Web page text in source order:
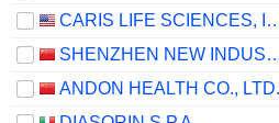
CARIS LIFE
SHENZHEN NEW INDUSTRIES
ANDON HEALTH CO., LTD.